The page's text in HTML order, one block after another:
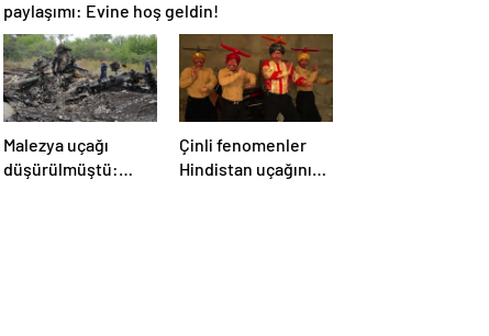
paylaşımı: Evine hoş geldin!
Malezya uçağı
düşürülmüştü:
Çinli fenomenler
Hindistan uçağının